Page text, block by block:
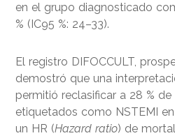
en el grupo diagnosticado
% (IC95 %: 24–33).
El registro DIFOCCULT,
demostró que una
permitió reclasificar a 28 %
etiquetados como NSTEMI
un HR (Hazard ratio) de